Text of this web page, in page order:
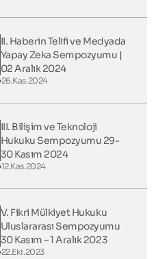
II. Haberin Telifi ve Medyada
Yapay Zeka Sempozyumu |
02 Aralık 2024
26.Kas.2024
III. Bilişim ve Teknoloji
Hukuku Sempozyumu 29-
30 Kasım 2024
12.Kas.2024
V. Fikri Mülkiyet Hukuku
Uluslararası Sempozyumu
30 Kasım – 1 Aralık 2023
22.Eki.2023